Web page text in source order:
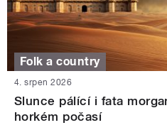
Folk a country
4. srpen 2026
Slunce pálící i fata
horkém počasí